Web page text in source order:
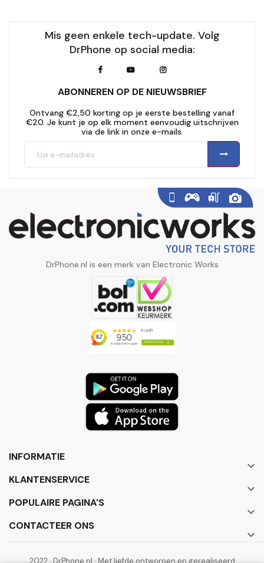
Mis geen enkele tech-update. Volg
DrPhone op social media:
ABONNEREN OP DE NIEUWSBRIEF
Ontvang €2,50 korting op je eerste bestelling vanaf
€20. Je kunt je op elk moment eenvoudig uitschrijven
via de link in onze e-mails.
DrPhone.nl is een merk van Electronic Works
INFORMATIE

KLANTENSERVICE

POPULAIRE PAGINA'S

CONTACTEER ONS

2022 · DrPhone.nl · Met liefde ontworpen en gerealiseerd